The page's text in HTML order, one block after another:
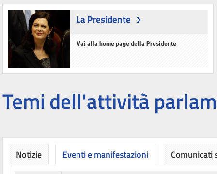
La Presidente
Vai alla home page della Presidente
Temi dell'attività
Notizie Eventi e manifestazioni Comunicati